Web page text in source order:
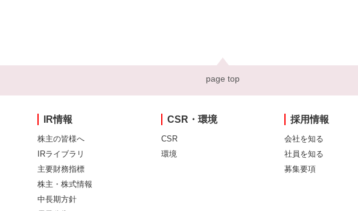
page top
IR情報
株主の皆様へ
IRライブラリ
主要財務指標
株主・株式情報
中長期方針
CSR・環境
CSR
環境
採用情報
会社を知る
社員を知る
募集要項